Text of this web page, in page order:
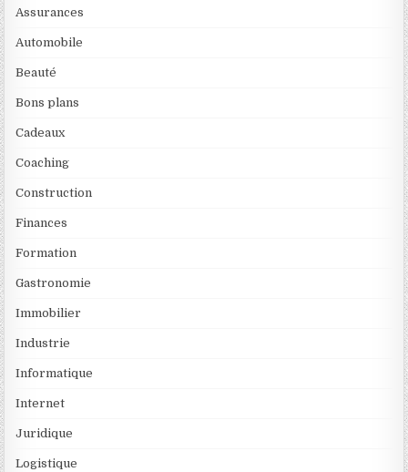
Assurances
Automobile
Beauté
Bons plans
Cadeaux
Coaching
Construction
Finances
Formation
Gastronomie
Immobilier
Industrie
Informatique
Internet
Juridique
Logistique